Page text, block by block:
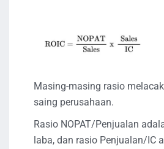
Masing-masing rasio
saing perusahaan.
Rasio NOPAT/Penjualan
laba, dan rasio Penjualan/IC